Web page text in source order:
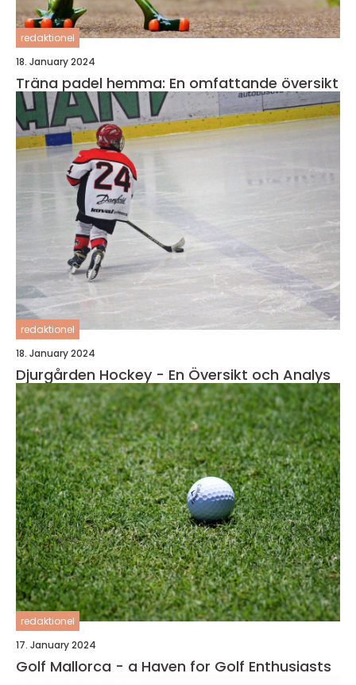
redaktionel
18. January 2024
Träna padel hemma: En omfattande översikt
redaktionel
18. January 2024
Djurgården Hockey - En Översikt och Analys
redaktionel
17. January 2024
Golf Mallorca - a Haven for Golf Enthusiasts